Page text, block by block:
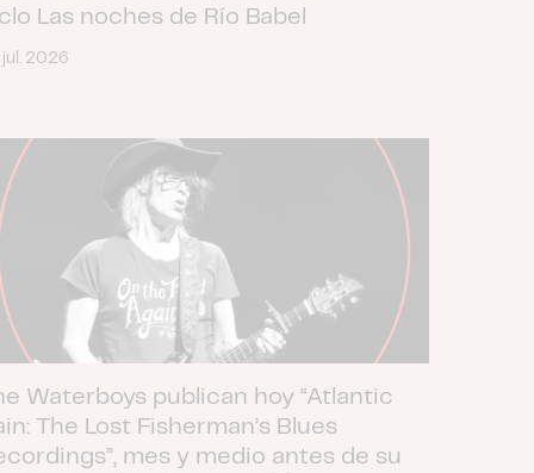
Las noches de Río Babel
2026
Waterboys publican hoy “Atlantic
The Lost Fisherman’s Blues
mes y medio antes de su